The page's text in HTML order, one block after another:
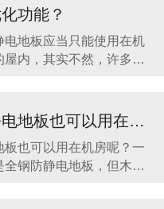
道及空调系统应在安装
功能？
电地板应当只能使用在机
屋内，其实不然，许多医
医院比较，国内医院中
不高。恰逢近年国内医
只要深化了解防静电地板
为什么木基防静电地板也可以用在机房呢？
板也可以用在机房呢？一
钢防静电地板，但木基